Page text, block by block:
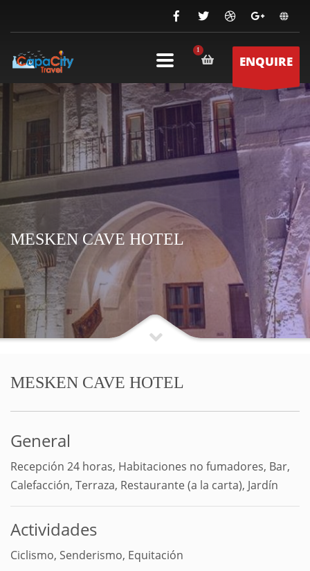
ENQUIRE
MESKEN CAVE HOTEL
MESKEN CAVE HOTEL
MESKEN CAVE HOTEL
General
Recepción 24 horas, Habitaciones no fumadores, Bar,
Calefacción, Terraza, Restaurante (a la carta), Jardín
Actividades
Ciclismo, Senderismo, Equitación